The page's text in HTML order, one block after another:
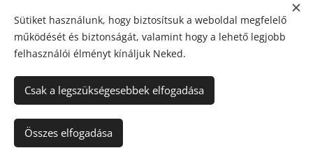
Adatvédelmi TájékoztatóIJogi Nyilatkozat
Sütik
Sütiket használunk, hogy biztosítsuk a weboldal megfelelő
működését és biztonságát, valamint hogy a lehető legjobb
felhasználói élményt kínáljuk Neked.
Csak a legszükségesebbek elfogadása
Összes elfogadása